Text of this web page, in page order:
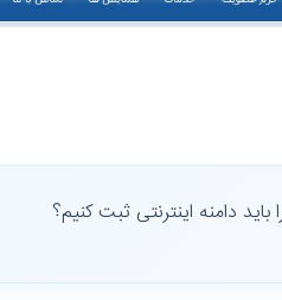
دامنه اینترنتی ثبت کنیم؟